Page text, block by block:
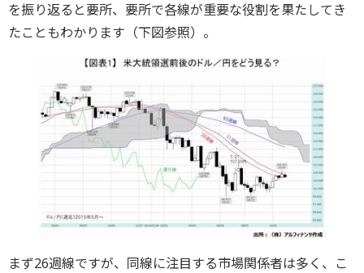
を振り返ると要所、要所で各線が重要な役割を果たしてき
たこともわかります（下図参照）。
まず26週線ですが、同線に注目する市場関係者は多く、こ